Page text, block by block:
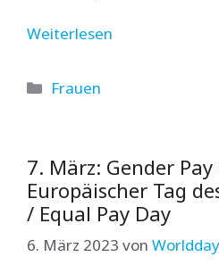
Weiterlesen
Kategorien
Frauen
7. März: Gender
Europäischer Tag
/ Equal Pay Day
6. März 2023 von